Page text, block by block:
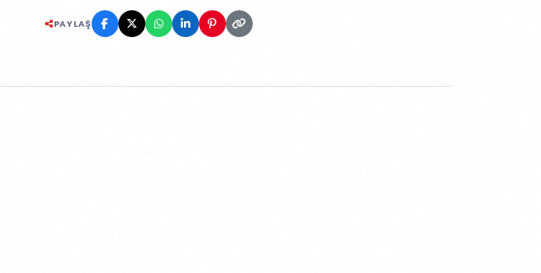
PAYLAŞ